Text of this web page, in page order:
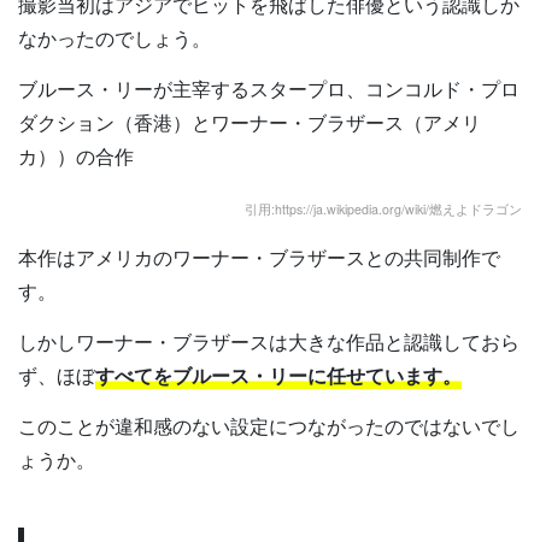
なかったのでしょう。
ブルース・リーが主宰するスタープロ、コンコルド・プロ
ダクション（香港）とワーナー・ブラザース（アメリ
カ））の合作
引用:https://ja.wikipedia.org/wiki/燃えよドラゴン
本作はアメリカのワーナー・ブラザースとの共同制作で
す。
しかしワーナー・ブラザースは大きな作品と認識しておら
ず、ほぼすべてをブルース・リーに任せています。
このことが違和感のない設定につながったのではないでし
ょうか。